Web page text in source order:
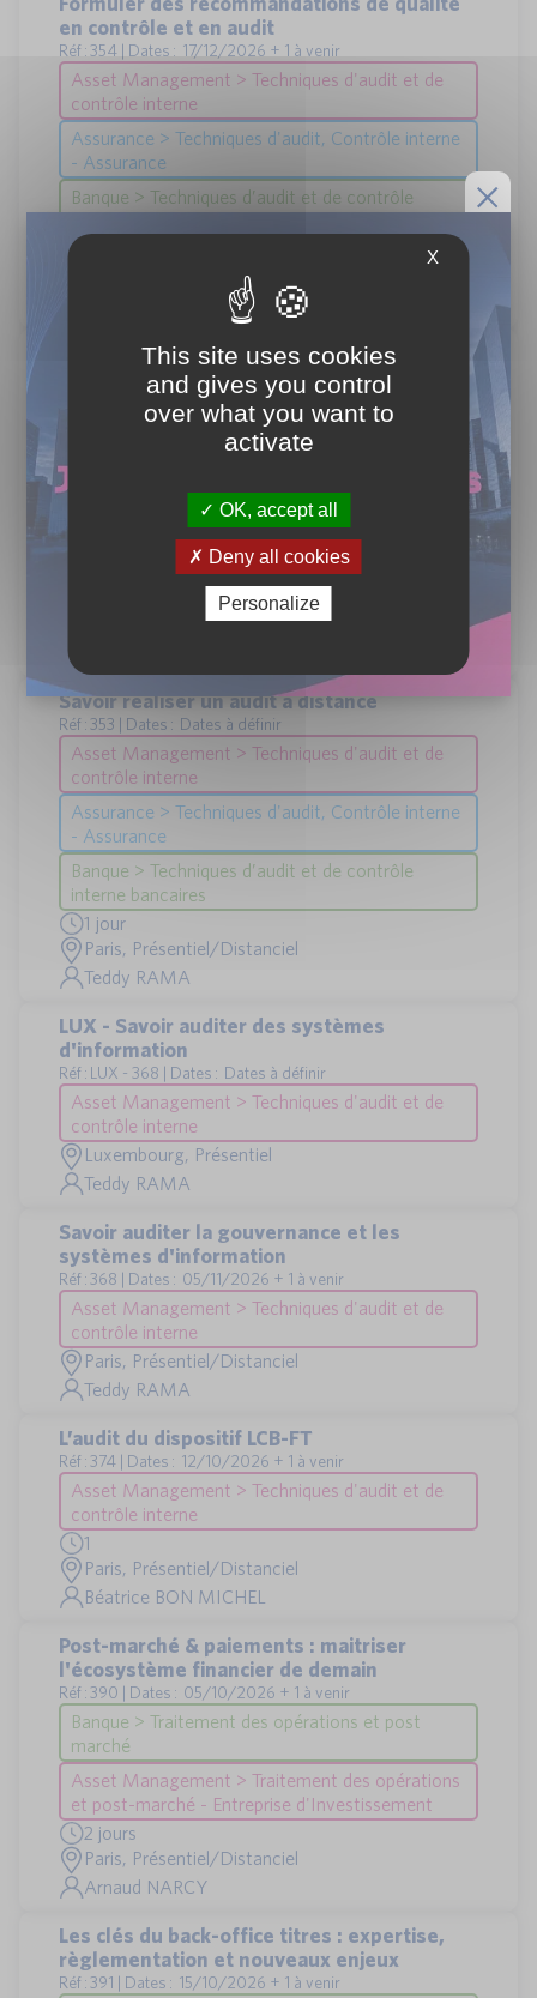
en contrôle et en audit
Réf : 354 | Dates : 17/12/2026 + 1 à venir
Asset Management > Techniques d'audit et de
contrôle interne
Assurance > Techniques d'audit, Contrôle interne
- Assurance
Banque > Techniques d’audit et de contrôle
Paris, Présentiel/Distanciel
Béatrice BON MICHEL + 2
Savoir manager une équipe d’audit -
inspection
Réf : 355 | Dates : 02/10/2026 + 1 à venir
Asset Management > Techniques d'audit et de
Banque > Techniques d’audit et de contrôle
interne bancaires
Paris, Présentiel/Distanciel
Savoir réaliser un audit à distance
Réf : 353 | Dates : Dates à définir
Asset Management > Techniques d'audit et de
contrôle interne
Assurance > Techniques d'audit, Contrôle interne
- Assurance
Banque > Techniques d’audit et de contrôle
interne bancaires
1 jour
Paris, Présentiel/Distanciel
Teddy RAMA
LUX - Savoir auditer des systèmes
d'information
Réf : LUX - 368 | Dates : Dates à définir
Asset Management > Techniques d'audit et de
contrôle interne
Luxembourg, Présentiel
Teddy RAMA
Savoir auditer la gouvernance et les
systèmes d'information
Réf : 368 | Dates : 05/11/2026 + 1 à venir
Asset Management > Techniques d'audit et de
contrôle interne
Paris, Présentiel/Distanciel
Teddy RAMA
L’audit du dispositif LCB-FT
Réf : 374 | Dates : 12/10/2026 + 1 à venir
Asset Management > Techniques d'audit et de
contrôle interne
1
Paris, Présentiel/Distanciel
Béatrice BON MICHEL
Post-marché & paiements : maitriser
l'écosystème financier de demain
Réf : 390 | Dates : 05/10/2026 + 1 à venir
Banque > Traitement des opérations et post
marché
Asset Management > Traitement des opérations
et post-marché - Entreprise d'Investissement
2 jours
Paris, Présentiel/Distanciel
Arnaud NARCY
Les clés du back-office titres : expertise,
règlementation et nouveaux enjeux
Réf : 391 | Dates : 15/10/2026 + 1 à venir
X
This site uses cookies
and gives you control
over what you want to
activate
OK, accept all
Deny all cookies
Personalize